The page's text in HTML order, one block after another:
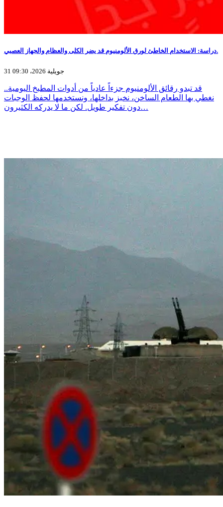
دراسة: الاستخدام الخاطئ لورق الألومنيوم قد يضر الكلى والعظام والجهاز العصبي.
31 جويلية 2026، 09:30
قد تبدو رقائق الألومنيوم جزءاً عادياً من أدوات المطبخ اليومية..
نغطي بها الطعام الساخن، نخبز بداخلها، ونستخدمها لحفظ الوجبات
دون تفكير طويل. لكن ما لا يدركه الكثيرون…